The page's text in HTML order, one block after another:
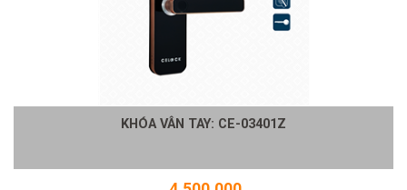
KHÓA VÂN TAY: CE-03401Z